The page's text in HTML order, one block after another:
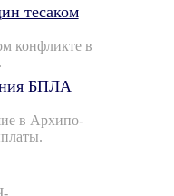
тесаком
конфликте в
БПЛА
в Архипо-